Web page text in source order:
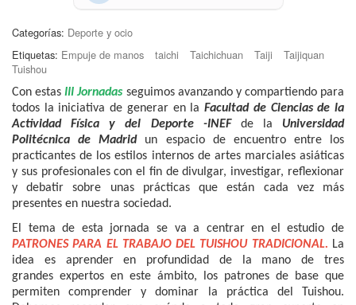
Categorías: Deporte y ocio
Etiquetas: Empuje de manos taichi Taichichuan Taiji
Taijiquan
Tuishou
Con estasIII Jornadas seguimos avanzando y compartiendo para
todos la iniciativa de generar en laFacultad de Ciencias de la
Actividad Física y del Deporte -INEF de la Universidad
Politécnica de Madrid un espacio de encuentro entre los
practicantes de los estilos internos de artes marciales asiáticas
y sus profesionales con el fin de divulgar, investigar, reflexionar
y debatir sobre unas prácticas que están cada vez más
presentes en nuestra sociedad.
El tema de esta jornada se va a centrar en el estudio de
PATRONES PARA EL TRABAJO DEL TUISHOU TRADICIONAL. La
idea es aprender en profundidad de la mano de tres
grandes expertos en este ámbito, los patrones de base que
permiten comprender y dominar la práctica del Tuishou.